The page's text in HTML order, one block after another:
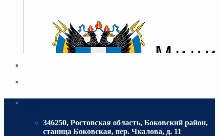
346250, Ростовская область, Боковский район,
станица Боковская, пер. Чкалова, д. 11